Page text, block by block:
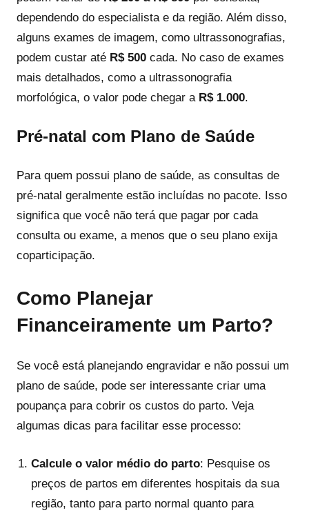
dependendo do especialista e da região. Além disso,
alguns exames de imagem, como ultrassonografias,
podem custar até R$ 500 cada. No caso de exames
mais detalhados, como a ultrassonografia
morfológica, o valor pode chegar a R$ 1.000.
Pré-natal com Plano de Saúde
Para quem possui plano de saúde, as consultas de
pré-natal geralmente estão incluídas no pacote. Isso
significa que você não terá que pagar por cada
consulta ou exame, a menos que o seu plano exija
coparticipação.
Como Planejar
Financeiramente um Parto?
Se você está planejando engravidar e não possui um
plano de saúde, pode ser interessante criar uma
poupança para cobrir os custos do parto. Veja
algumas dicas para facilitar esse processo:
Calcule o valor médio do parto: Pesquise os
preços de partos em diferentes hospitais da sua
região, tanto para parto normal quanto para